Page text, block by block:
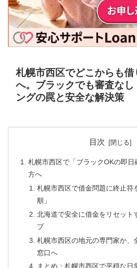
札幌市西区でどこからも
へ。ブラックでも審査な
ングの罠と安全な解決策
目次
札幌市西区で「ブラックOKの即日
方へ
札幌市西区で借金問題に終止符
順」
北海道で安全に借金をリセット
プ
札幌市西区の地元の専門家か、
窓口へ
まとめ：札幌市西区で平穏な日